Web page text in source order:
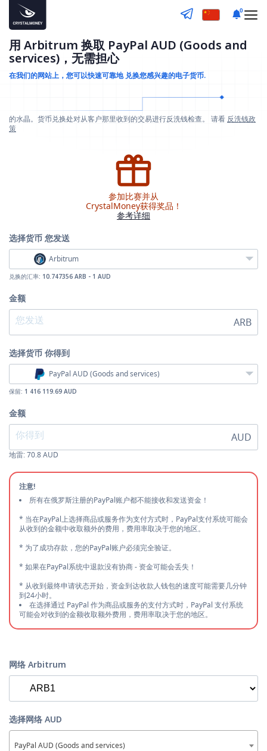
0
用 Arbitrum 换取 PayPal AUD (Goods and
services)，无需担心
在我们的网站上，您可以快速可靠地 兑换您感兴趣的电子货币.
的水晶。货币兑换处对从客户那里收到的交易进行反洗钱检查。 请看 反洗钱政
策
参加比赛并从
CrystalMoney获得奖品！
参考详细
选择货币 您发送
Arbitrum
兑换的汇率: 10.747356 ARB - 1 AUD
金额
ARB
选择货币 你得到
PayPal AUD (Goods and services)
保留: 1 416 119.69 AUD
金额
AUD
地雷:70.8AUD
注意!
所有在俄罗斯注册的PayPal账户都不能接收和发送资金！
* 当在PayPal上选择商品或服务作为支付方式时，PayPal支付系统可能会
从收到的金额中收取额外的费用，费用率取决于您的地区。
* 为了成功存款，您的PayPal账户必须完全验证。
* 如果在PayPal系统中退款没有协商 - 资金可能会丢失！
* 从收到最终申请状态开始，资金到达收款人钱包的速度可能需要几分钟
到24小时。
在选择通过 PayPal 作为商品或服务的支付方式时，PayPal 支付系统
可能会对收到的金额收取额外费用，费用率取决于您的地区。
网络 Arbitrum
选择网络 AUD
PayPal AUD (Goods and services)